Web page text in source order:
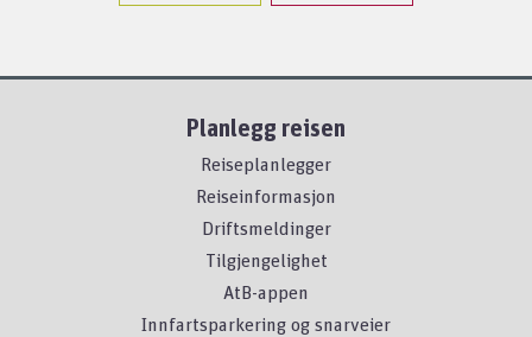
Planlegg reisen
Reiseplanlegger
Reiseinformasjon
Driftsmeldinger
Tilgjengelighet
AtB-appen
Innfartsparkering og snarveier